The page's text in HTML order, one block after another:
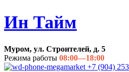
Ин Тайм
Муром, ул. Строителей, д. 5
Режима работы 08:00—18:00
+7 (904)